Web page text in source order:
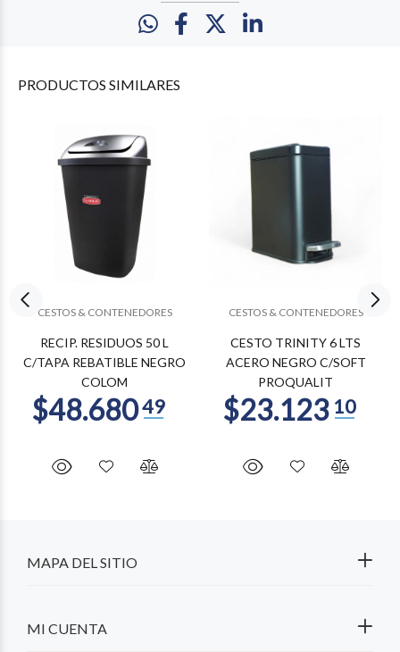
PRODUCTOS SIMILARES
CESTOS & CONTENEDORES
RECIP. RESIDUOS 50 L
C/TAPA REBATIBLE NEGRO
COLOM
CESTOS & CONTENEDORES
CESTO TRINITY 6 LTS
ACERO NEGRO C/SOFT
PROQUALIT
MAPA DEL SITIO
MI CUENTA